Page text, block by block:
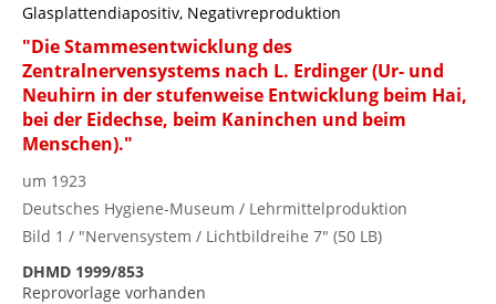
Glasplattendiapositiv, Negativreproduktion
"Die Stammesentwicklung des
Zentralnervensystems nach L. Erdinger (Ur- und
Neuhirn in der stufenweise Entwicklung beim Hai,
bei der Eidechse, beim Kaninchen und beim
Menschen)."
um 1923
Deutsches Hygiene-Museum / Lehrmittelproduktion
Bild 1 / "Nervensystem / Lichtbildreihe 7" (50 LB)
DHMD 1999/853
Reprovorlage vorhanden